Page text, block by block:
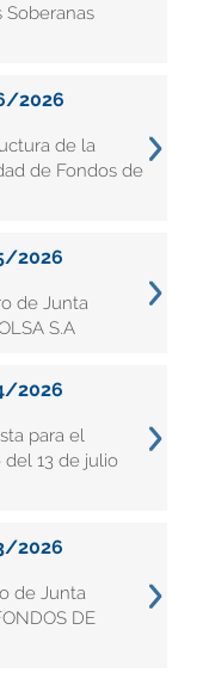
Soberanas
2026
de la
de Fondos de
2026
de Junta
S.A
2026
para el
13 de julio
2026
de Junta
DE